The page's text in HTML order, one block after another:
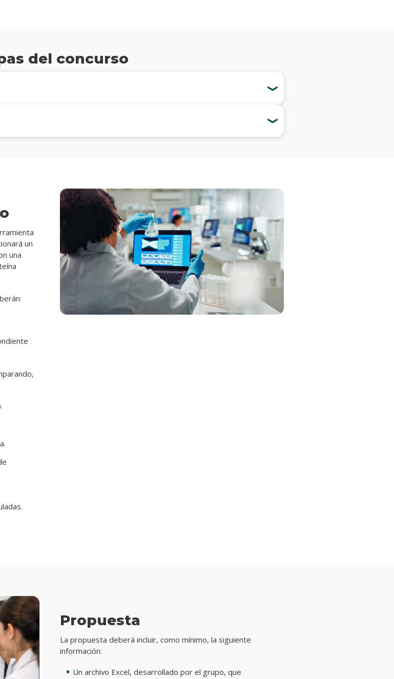
del concurso
un
una
Propuesta
La propuesta deberá incluir, como mínimo, la siguiente
información:
Un archivo Excel, desarrollado por el grupo, que